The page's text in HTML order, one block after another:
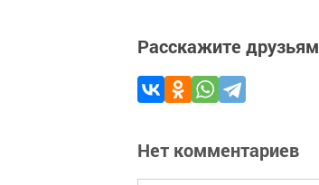
Расскажите друзьям
Нет комментариев